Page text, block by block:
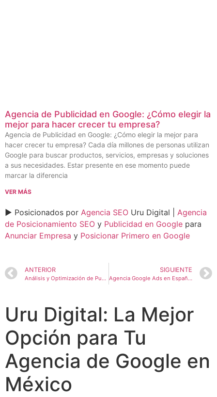
Agencia de Publicidad en Google: ¿Cómo elegir la
mejor para hacer crecer tu empresa?
Agencia de Publicidad en Google: ¿Cómo elegir la mejor para
hacer crecer tu empresa? Cada día millones de personas utilizan
Google para buscar productos, servicios, empresas y soluciones
a sus necesidades. Estar presente en ese momento puede
marcar la diferencia
VER MÁS
► Posicionados por Agencia SEO Uru Digital | Agencia
de Posicionamiento SEO y Publicidad en Google para
Anunciar Empresa y Posicionar Primero en Google
ANTERIOR
Análisis y Optimización de Publicidad en Google Ads
SIGUIENTE
Agencia Google Ads en España: La Clave para el Éxito de tu Negocio
Uru Digital: La Mejor
Opción para Tu
Agencia de Google en
México